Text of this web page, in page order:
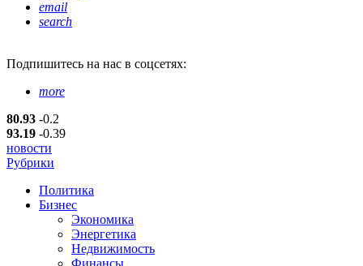
email
search
Подпишитесь на нас в соцсетях:
more
80.93 -0.2
93.19 -0.39
новости
Рубрики
Политика
Бизнес
Экономика
Энергетика
Недвижимость
Финансы